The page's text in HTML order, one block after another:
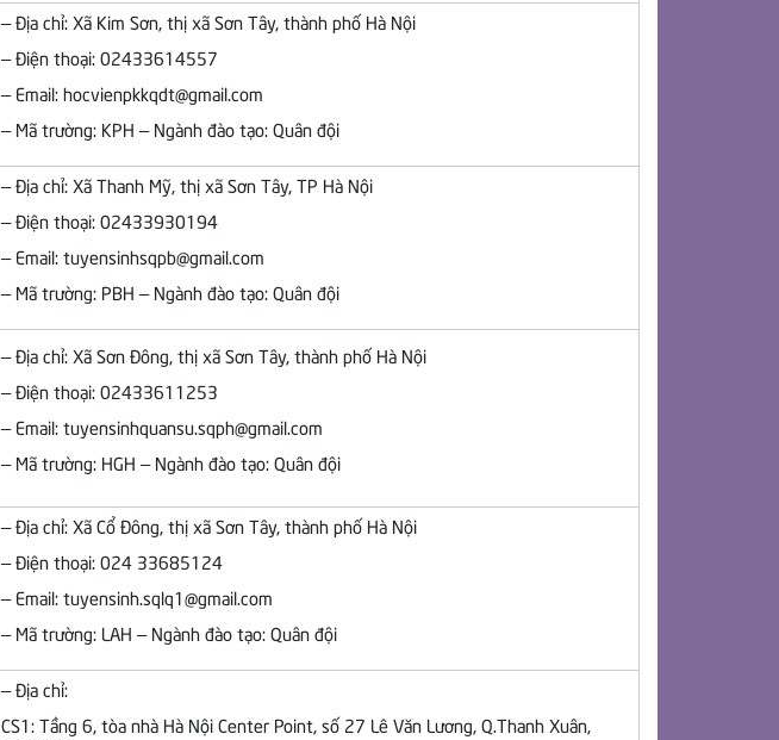
– Địa chỉ: Xã Kim Sơn, thị xã Sơn Tây, thành phố Hà Nội
– Điện thoại: 02433614557
– Email: hocvienpkkqdt@gmail.com
– Mã trường: KPH – Ngành đào tạo: Quân đội
– Địa chỉ: Xã Thanh Mỹ, thị xã Sơn Tây, TP Hà Nội
– Điện thoại: 02433930194
– Email: tuyensinhsqpb@gmail.com
– Mã trường: PBH – Ngành đào tạo: Quân đội
– Địa chỉ: Xã Sơn Đông, thị xã Sơn Tây, thành phố Hà Nội
– Điện thoại: 02433611253
– Email: tuyensinhquansu.sqph@gmail.com
– Mã trường: HGH – Ngành đào tạo: Quân đội
– Địa chỉ: Xã Cổ Đông, thị xã Sơn Tây, thành phố Hà Nội
– Điện thoại: 024 33685124
– Email: tuyensinh.sqlq1@gmail.com
– Mã trường: LAH – Ngành đào tạo: Quân đội
– Địa chỉ:
CS1: Tầng 6, tòa nhà Hà Nội Center Point, số 27 Lê Văn Lương, Q.Thanh Xuân,